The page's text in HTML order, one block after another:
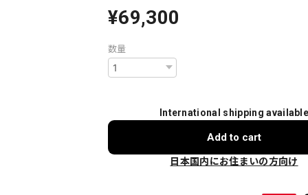
¥69,300
数量
International shipping
Add to cart
日本国内にお住まいの方向け